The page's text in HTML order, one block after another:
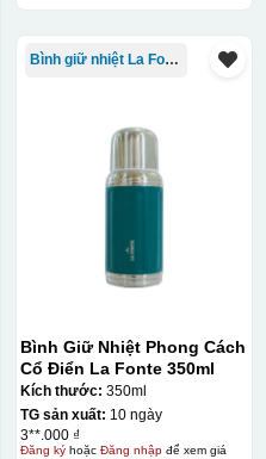
Bình giữ nhiệt La Fonte
Bình Giữ Nhiệt Phong Cách
Cổ Điển La Fonte 350ml
Kích thước: 350ml
TG sản xuất: 10 ngày
3**.000 ₫
Đăng kýhoặc Đăng nhậpđể xem giá